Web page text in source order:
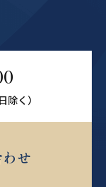
く）
せ